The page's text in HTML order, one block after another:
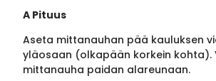
A Pituus
Aseta mittanauhan pää kauluksen
yläosaan (olkapään korkein kohta).
mittanauha paidan alareunaan.